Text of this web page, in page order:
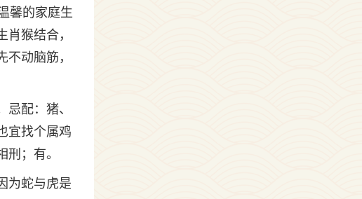
馨的家庭生
猴结合，
动脑筋，
配：猪、
宜找个属鸡
；有。
为蛇与虎是